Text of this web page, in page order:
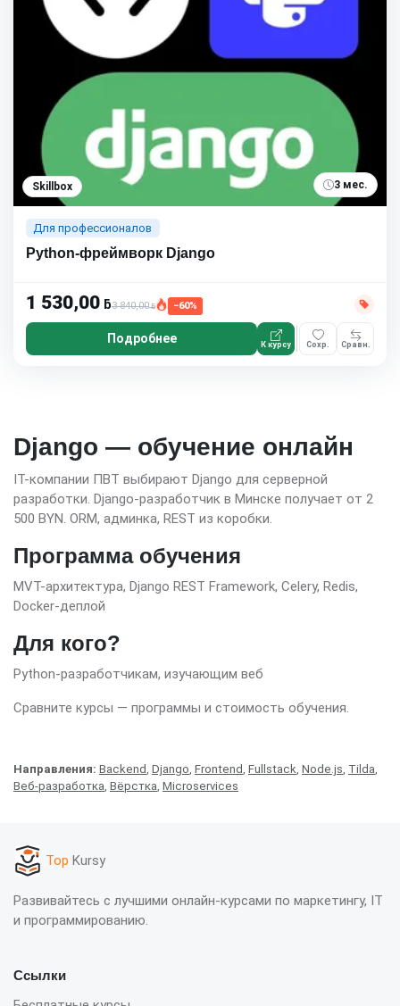
Skillbox 3 мес.
Для профессионалов
Python-фреймворк Django
1 530,00 ƃ3 840,00ƃ −60%
Подробнее К курсу Сохр. Сравн.
Django — обучение онлайн
IT-компании ПВТ выбирают Django для серверной
разработки. Django-разработчик в Минске получает от 2
500 BYN. ORM, админка, REST из коробки.
Программа обучения
MVT-архитектура, Django REST Framework, Celery, Redis,
Docker-деплой
Для кого?
Python-разработчикам, изучающим веб
Сравните курсы — программы и стоимость обучения.
Направления: Backend Django Frontend Fullstack Node.js Tilda
Веб-разработка Вёрстка Microservices
Top Kursy
Развивайтесь с лучшими онлайн-курсами по маркетингу, IT
и программированию.
Ссылки